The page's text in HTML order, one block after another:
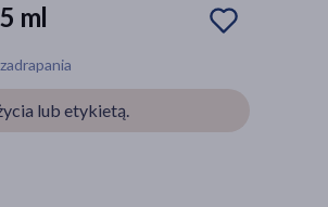
ml
lub etykietą.